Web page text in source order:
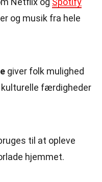
og musik fra hele
giver folk mulighed
færdigheder
til at opleve
hjemmet.